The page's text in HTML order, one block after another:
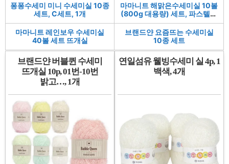
퐁퐁수세미 미니 수세미실 10종
세트, C세트, 1개
마마니트 해맑은수세미실 10볼
(800g 대용량) 세트, 파스텔톤
10볼 8…, 1세트
마마니트 레인보우 수세미실
40볼 세트 뜨개실
브랜드얀 요즘뜨는 수세미실
10종 세트
브랜드얀 버블퀸 수세미
뜨개실 10p, 01번-10번
밝고…, 1개
연일섬유 웰빙수세미 실 4p, 1
백색, 4개